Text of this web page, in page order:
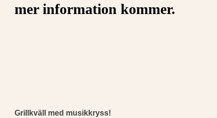
mer information kommer.
Grillkväll med musikkryss!